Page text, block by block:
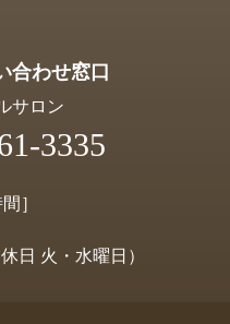
合わせ窓口
サロン
3335
］
日 火・水曜日）